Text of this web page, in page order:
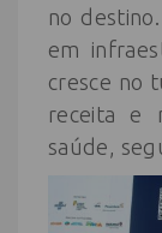
no
em
cresce no
receita e
saúde,